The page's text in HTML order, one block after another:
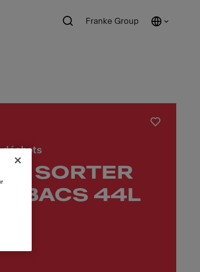
Franke Group
déchets
SORTER
BACS 44L